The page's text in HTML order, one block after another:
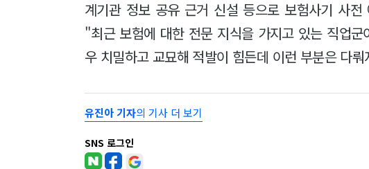
계기관 정보 공유 근거 신설 등으로 보험사기 사
"최근 보험에 대한 전문 지식을 가지고 있는 직업
우 치밀하고 교묘해 적발이 힘든데 이런 부분은 다
유진아 기자의 기사 더 보기
SNS 로그인